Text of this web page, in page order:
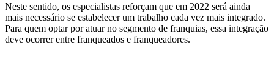
Neste sentido, os especialistas reforçam que em 2022 será ainda
mais necessário se estabelecer um trabalho cada vez mais integrado.
Para quem optar por atuar no segmento de franquias, essa integração
deve ocorrer entre franqueados e franqueadores.